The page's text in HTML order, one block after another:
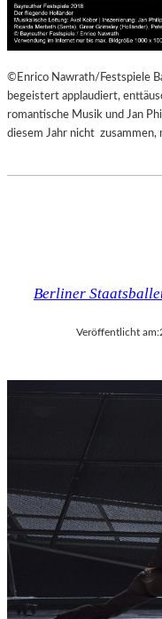
©Enrico Nawrath/Festspiele
begeistert applaudiert,
romantische Musik und Jan
diesem Jahr nicht zusammen,
Berliner
Veröffentlicht am: